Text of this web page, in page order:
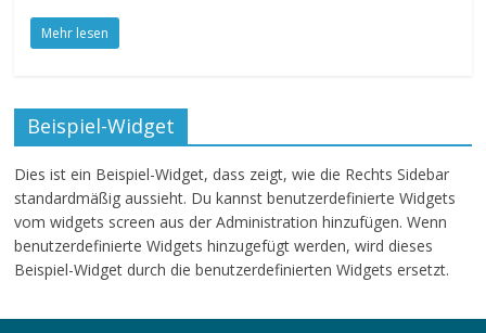
Mehr lesen
Beispiel-Widget
Dies ist ein Beispiel-Widget, dass zeigt, wie die Rechts Sidebar
standardmäßig aussieht. Du kannst benutzerdefinierte Widgets
vom widgets screen aus der Administration hinzufügen. Wenn
benutzerdefinierte Widgets hinzugefügt werden, wird dieses
Beispiel-Widget durch die benutzerdefinierten Widgets ersetzt.